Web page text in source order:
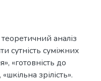
аналіз
сутність суміжних
«готовність до
зрілість».